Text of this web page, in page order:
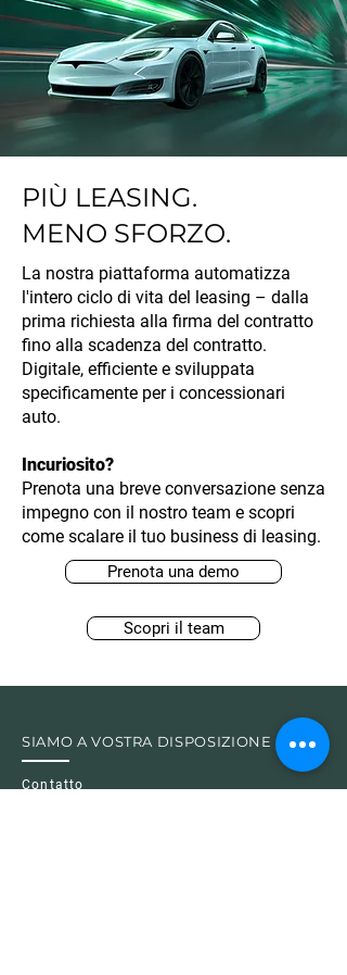
PIÙ LEASING.
MENO SFORZO.
La nostra piattaforma automatizza
l'intero ciclo di vita del leasing – dalla
prima richiesta alla firma del contratto
fino alla scadenza del contratto.
Digitale, efficiente e sviluppata
specificamente per i concessionari
auto.
Incuriosito?
Prenota una breve conversazione senza
impegno con il nostro team e scopri
come scalare il tuo business di leasing.
Prenota una demo
Scopri il team
SIAMO A VOSTRA DISPOSIZIONE
Contatto